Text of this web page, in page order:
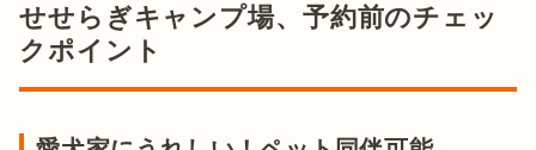
せせらぎキャンプ場、予約前のチェッ
クポイント